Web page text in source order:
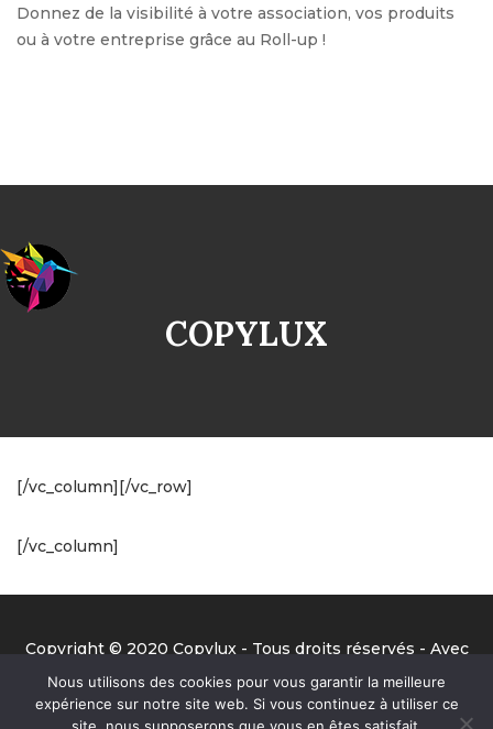
Donnez de la visibilité à votre association, vos produits
ou à votre entreprise grâce au Roll-up !
COPYLUX
[/vc_column][/vc_row]
[/vc_column]
Copyright © 2020 Copylux - Tous droits réservés - Avec
la précieuse aide de Benjamin de Big Ben Prod ;-)
Nous utilisons des cookies pour vous garantir la meilleure
expérience sur notre site web. Si vous continuez à utiliser ce